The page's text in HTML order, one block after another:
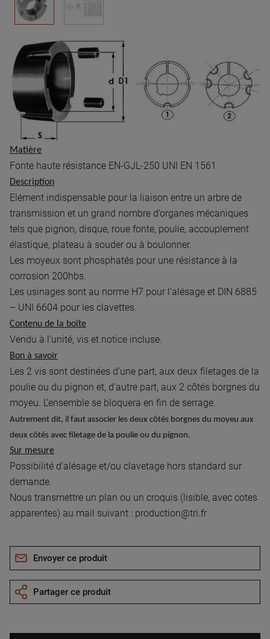
Matière
Fonte haute résistance EN-GJL-250 UNI EN 1561
Description
Elément indispensable pour la liaison entre un arbre de
transmission et un grand nombre d’organes mécaniques
tels que pignon, disque, roue fonte, poulie, accouplement
élastique, plateau à souder ou à boulonner.
Les moyeux sont phosphatés pour une résistance à la
corrosion 200hbs.
Les usinages sont au norme H7 pour l’alésage et DIN 6885
– UNI 6604 pour les clavettes.
Contenu de la boîte
Vendu à l’unité, vis et notice incluse.
Bon à savoir
Les 2 vis sont destinées d’une part, aux deux filetages de la
poulie ou du pignon et, d’autre part, aux 2 côtés borgnes du
moyeu. L’ensemble se bloquera en fin de serrage.
Autrement dit, il faut associer les deux côtés borgnes du moyeu aux
deux côtés avec filetage de la poulie ou du pignon.
Sur mesure
Possibilité d’alésage et/ou clavetage hors standard sur
demande.
Nous transmettre un plan ou un croquis (lisible, avec cotes
apparentes) au mail suivant : production@tri.fr
Envoyer ce produit
Partager ce produit